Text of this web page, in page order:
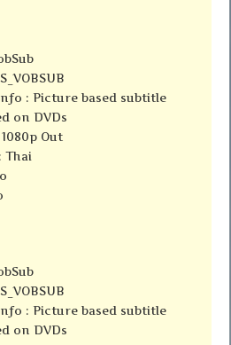
: Picture based subtitle
on DVDs
Out
Thai
: Picture based subtitle
on DVDs